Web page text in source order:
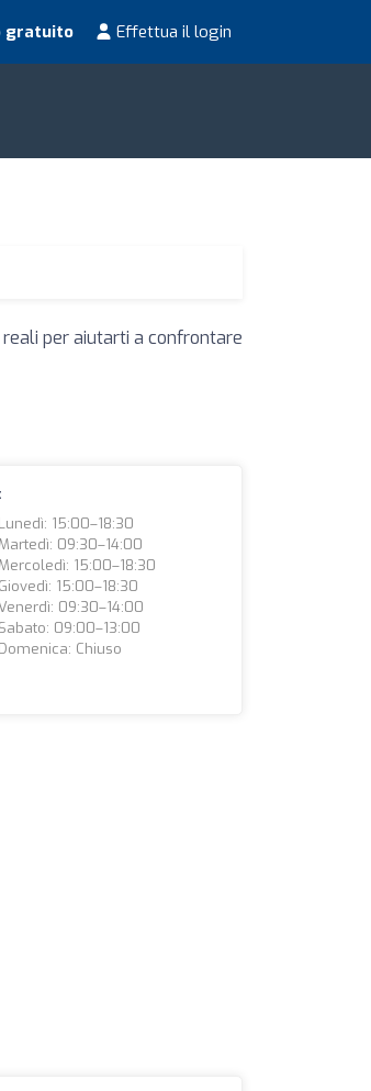
gratuito Effettua il login
per aiutarti a confrontare
:
Lunedì: 15:00–18:30
09:30–14:00
15:00–18:30
Giovedì: 15:00–18:30
09:30–14:00
Sabato: 09:00–13:00
Domenica: Chiuso